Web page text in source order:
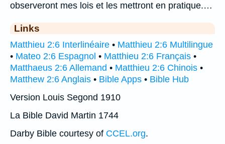
observeront mes lois et les mettront en pratique.…
Links
Matthieu 2:6 Interlinéaire • Matthieu 2:6 Multilingue
• Mateo 2:6 Espagnol • Matthieu 2:6 Français •
Matthaeus 2:6 Allemand • Matthieu 2:6 Chinois •
Matthew 2:6 Anglais • Bible Apps • Bible Hub
Version Louis Segond 1910
La Bible David Martin 1744
Darby Bible courtesy of CCEL.org.